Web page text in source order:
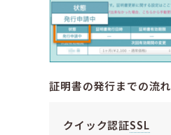
証明書の発行までの流れ
クイック認証SSL